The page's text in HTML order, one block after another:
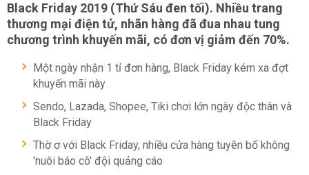
Black Friday 2019 (Thứ Sáu đen tối). Nhiều trang
thương mại điện tử, nhãn hàng đã đua nhau tung
chương trình khuyến mãi, có đơn vị giảm đến 70%.
Một ngày nhận 1 tỉ đơn hàng, Black Friday kém xa đợt
khuyến mãi này
Sendo, Lazada, Shopee, Tiki chơi lớn ngày độc thân và
Black Friday
Thờ ơ với Black Friday, nhiều cửa hàng tuyên bố không
'nuôi báo cô' đội quảng cáo